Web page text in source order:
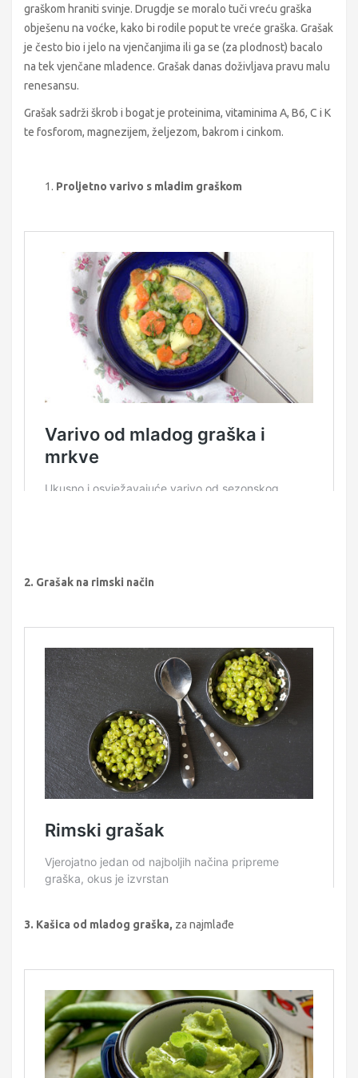
graškom hraniti svinje. Drugdje se moralo tuči vreću graška
obješenu na voćke, kako bi rodile poput te vreće graška. Grašak
je često bio i jelo na vjenčanjima ili ga se (za plodnost) bacalo
na tek vjenčane mladence. Grašak danas doživljava pravu malu
renesansu.
Grašak sadrži škrob i bogat je proteinima, vitaminima A, B6, C i K
te fosforom, magnezijem, željezom, bakrom i cinkom.
Proljetno varivo s mladim graškom
2. Grašak na rimski način
3. Kašica od mladog graška, za najmlađe